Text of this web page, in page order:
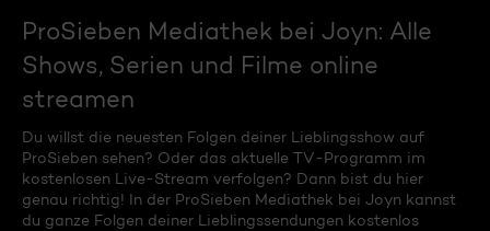
ProSieben Mediathek bei Joyn: Alle
Shows, Serien und Filme online
streamen
Du willst die neuesten Folgen deiner Lieblingsshow auf
ProSieben sehen? Oder das aktuelle TV-Programm im
kostenlosen Live-Stream verfolgen? Dann bist du hier
genau richtig! In der ProSieben Mediathek bei Joyn kannst
du ganze Folgen deiner Lieblingssendungen kostenlos